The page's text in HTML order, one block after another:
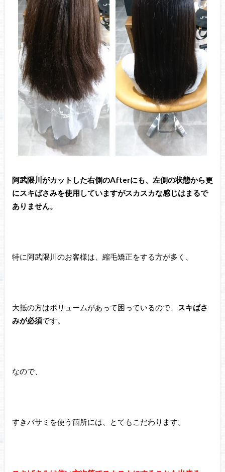
阿武隈川がカットした右側のAfterにも、左側の状態から更
にスキばさみを使用していますがスカスカな感じはまるで
ありません。
特に阿武隈川のお客様は、縮毛矯正をする方が多く、
大抵の方はボリュームがあって困っているので、
スキばさ
みが必須です。
なので、
すきバサミを使う箇所には、とてもこだわります。